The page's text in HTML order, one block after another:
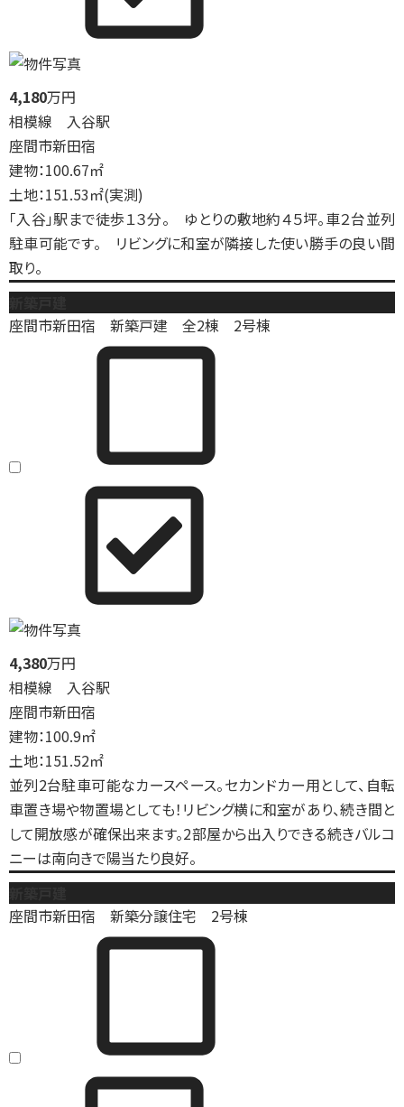
4,180万円
相模線 入谷駅
座間市新田宿
建物：100.67㎡
土地：151.53㎡(実測)
「入谷」駅まで徒歩１３分。 ゆとりの敷地約４５坪。車２台並列
駐車可能です。 リビングに和室が隣接した使い勝手の良い間
取り。
座間市新田宿 新築戸建 全2棟 2号棟
4,380万円
相模線 入谷駅
座間市新田宿
建物：100.9㎡
土地：151.52㎡
並列2台駐車可能なカースペース。セカンドカー用として、自転
車置き場や物置場としても！リビング横に和室があり、続き間と
して開放感が確保出来ます。2部屋から出入りできる続きバルコ
ニーは南向きで陽当たり良好。
座間市新田宿 新築分譲住宅 2号棟